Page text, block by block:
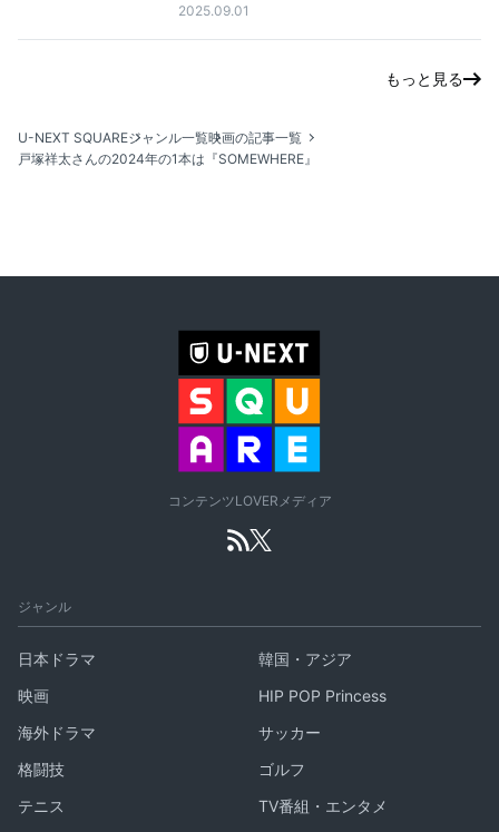
2025.09.01
もっと見る
U-NEXT SQUAREジャンル一覧映画の記事一覧
戸塚祥太さんの2024年の1本は『SOMEWHERE』
コンテンツLOVERメディア
ジャンル
日本ドラマ
韓国・アジア
映画
HIP POP Princess
海外ドラマ
サッカー
格闘技
ゴルフ
テニス
TV番組・エンタメ